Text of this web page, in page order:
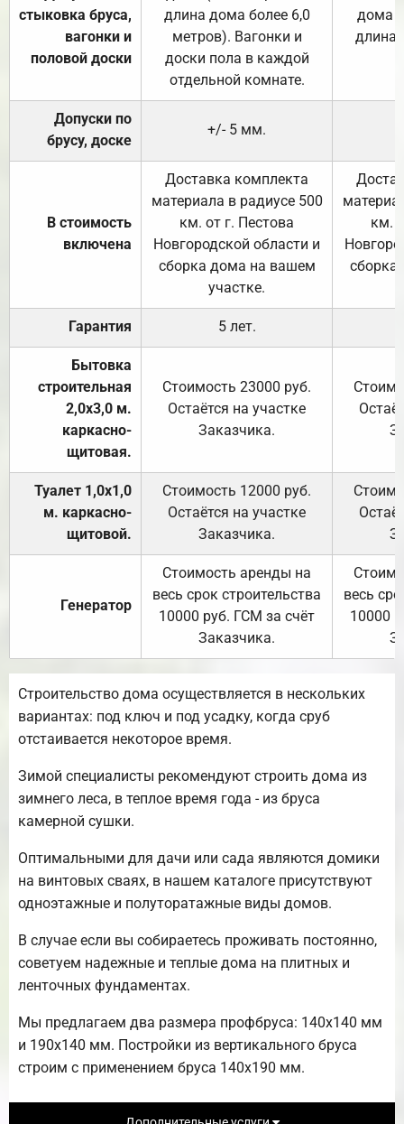
стыковка бруса,
вагонки и
половой доски
длина дома более 6,0
метров). Вагонки и
доски пола в каждой
отдельной комнате.
дома
длина
Допуски по
брусу, доске
+/- 5 мм.
В стоимость
включена
Доставка комплекта
материала в радиусе 500
км. от г. Пестова
Новгородской области и
сборка дома на вашем
участке.
км.
Гарантия 5 лет.
Бытовка
строительная
2,0х3,0 м.
каркасно-
щитовая.
Стоимость 23000 руб.
Остаётся на участке
Заказчика.
Туалет 1,0х1,0
м. каркасно-
щитовой.
Стоимость 12000 руб.
Остаётся на участке
Заказчика.
Генератор
Стоимость аренды на
весь срок строительства
10000 руб. ГСМ за счёт
Заказчика.
весь
10000
Строительство дома осуществляется в нескольких
вариантах: под ключ и под усадку, когда сруб
отстаивается некоторое время.
Зимой специалисты рекомендуют строить дома из
зимнего леса, в теплое время года - из бруса
камерной сушки.
Оптимальными для дачи или сада являются домики
на винтовых сваях, в нашем каталоге присутствуют
одноэтажные и полуторатажные виды домов.
В случае если вы собираетесь проживать постоянно,
советуем надежные и теплые дома на плитных и
ленточных фундаментах.
Мы предлагаем два размера профбруса: 140х140 мм
и 190х140 мм. Постройки из вертикального бруса
строим с применением бруса 140х190 мм.